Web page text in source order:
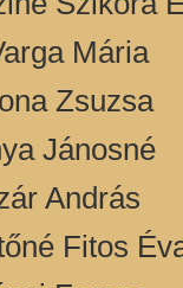
Mária
Zsuzsa
Jánosné
András
Fitos